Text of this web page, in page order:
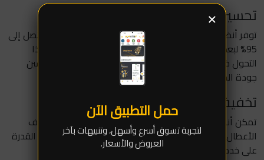
تحسين الكفاءة والدقة
توفر أنظمة التشخيص المدعومة بالذكاء الاصطناعي دقة تصل إلى
95% لبعض المشاكل الشائعة في الهواتف الذكية. يعتبر هذا
التحول ضروريًا في رفع مستوى دقة الحد من الأخطاء وتحسين
جودة الخدمة.
تخفيف الأعباء عن الفنيين
تمكن أنظمة الذكاء الاصطناعي الفنيين من تحديد واستهداف
الأعطال بشكل أسرع، مما يقلل من وقت الإصلاح ويزيد من القدرة
على خدمة المزيد من العملاء في وقت أقل.
×
حمل التطبيق الآن
لتجربة تسوق أسرع وأسهل، وتنبيهات بآخر
العروض والأسعار.